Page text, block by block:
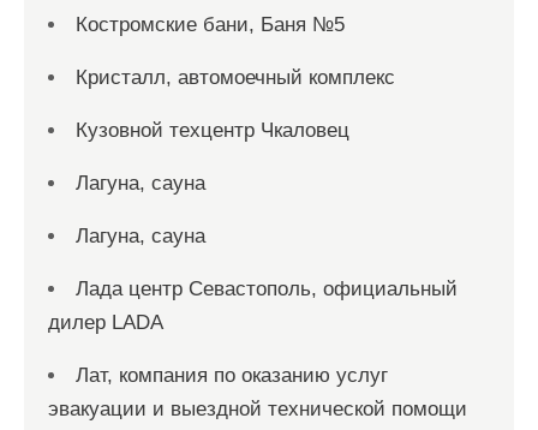
Костромские бани, Баня №5
Кристалл, автомоечный комплекс
Кузовной техцентр Чкаловец
Лагуна, сауна
Лагуна, сауна
Лада центр Севастополь, официальный
дилер LADA
Лат, компания по оказанию услуг
эвакуации и выездной технической помощи